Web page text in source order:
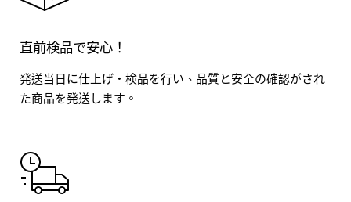
直前検品で安心！
発送当日に仕上げ・検品を行い、品質と安全の確認がされ
た商品を発送します。